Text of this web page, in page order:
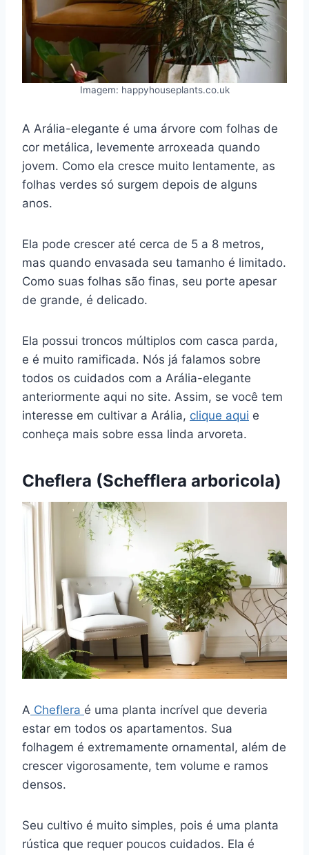
Imagem: happyhouseplants.co.uk
A Arália-elegante é uma árvore com folhas de
cor metálica, levemente arroxeada quando
jovem. Como ela cresce muito lentamente, as
folhas verdes só surgem depois de alguns
anos.
Ela pode crescer até cerca de 5 a 8 metros,
mas quando envasada seu tamanho é limitado.
Como suas folhas são finas, seu porte apesar
de grande, é delicado.
Ela possui troncos múltiplos com casca parda,
e é muito ramificada. Nós já falamos sobre
todos os cuidados com a Arália-elegante
anteriormente aqui no site. Assim, se você tem
interesse em cultivar a Arália, clique aqui e
conheça mais sobre essa linda arvoreta.
Cheflera (Schefflera arboricola)
A Cheflera é uma planta incrível que deveria
estar em todos os apartamentos. Sua
folhagem é extremamente ornamental, além de
crescer vigorosamente, tem volume e ramos
densos.
Seu cultivo é muito simples, pois é uma planta
rústica que requer poucos cuidados. Ela é